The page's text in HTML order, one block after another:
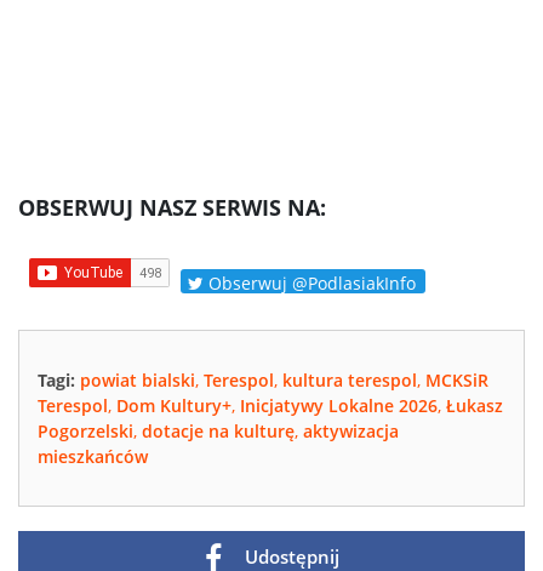
OBSERWUJ NASZ SERWIS NA:
Obserwuj @PodlasiakInfo
Tagi: powiat bialski, Terespol, kultura terespol, MCKSiR
Terespol, Dom Kultury+, Inicjatywy Lokalne 2026, Łukasz
Pogorzelski, dotacje na kulturę, aktywizacja
mieszkańców
Udostępnij